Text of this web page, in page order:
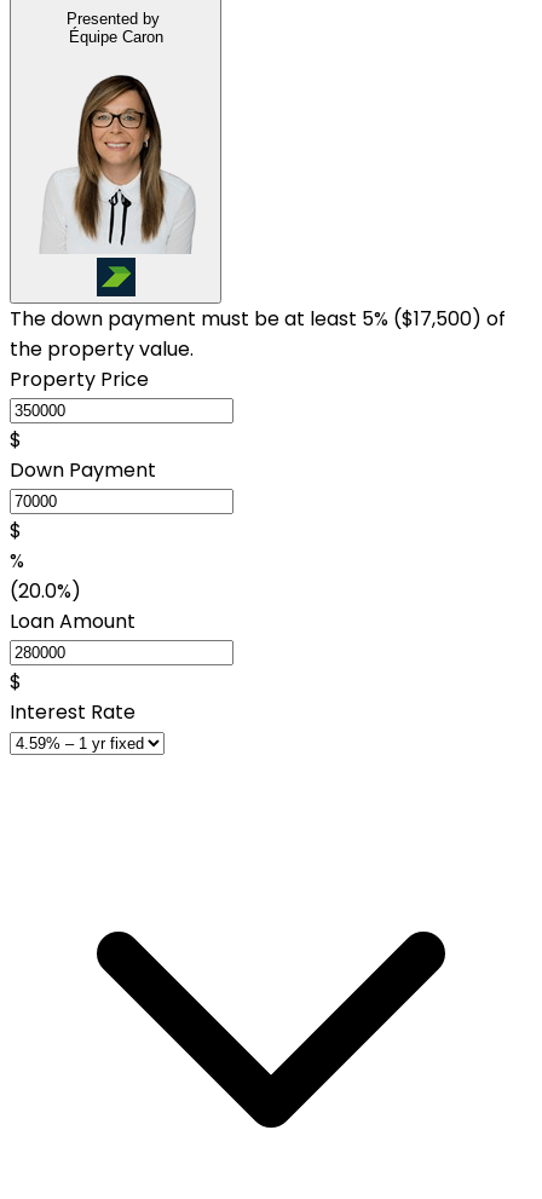
Presented by
Équipe Caron
The down payment must be at least 5% ($17,500) of
the property value.
Property Price
$
Down Payment
$
%
(20.0%)
Loan Amount
$
Interest Rate